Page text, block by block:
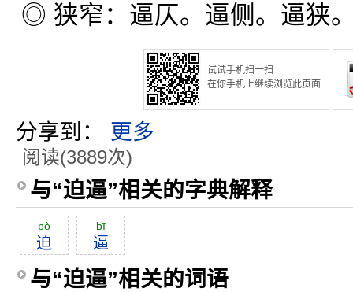
◎ 狭窄：逼仄。逼侧。逼狭
试试手机扫一扫
在你手机上继续浏览此页面
分享到： 更多
阅读(3889次)
与“迫逼”相关的字典解释
pò
迫
bī
逼
与“迫逼”相关的词语